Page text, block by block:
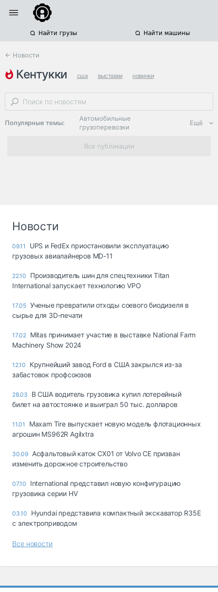
Найти грузы Найти машины
← Новости
кентукки сша выставки новинки
Популярные темы:
Автомобильные
грузоперевозки
Региональная
логистика
опасные грузы
страхование
Склады и
грузовые
Коммерческий
транспорт
Спецтехника
запчасти, шины
Топливо, масла и
Ещё
Все публикации
Новости
09.11
UPS и FedEx приостановили эксплуатацию
грузовых авиалайнеров MD-11
22.10
Производитель шин для спецтехники Titan
International запускает технологию VPO
17.05 Ученые превратили отходы соевого биодизеля в
сырье для 3D-печати
17.02 Mitas принимает участие в выставке National Farm
Machinery Show 2024
12.10
Крупнейший завод Ford в США закрылся из-за
забастовок профсоюзов
28.03
В США водитель грузовика купил лотерейный
билет на автостоянке и выиграл 50 тыс. долларов
11.01
Maxam Tire выпускает новую модель флотационных
агрошин MS962R Agilxtra
30.09 Асфальтовый каток CX01 от Volvo CE призван
изменить дорожное строительство
07.10
International представил новую конфигурацию
грузовика серии HV
03.10
Hyundai представила компактный экскаватор R35E
с электроприводом
Все новости